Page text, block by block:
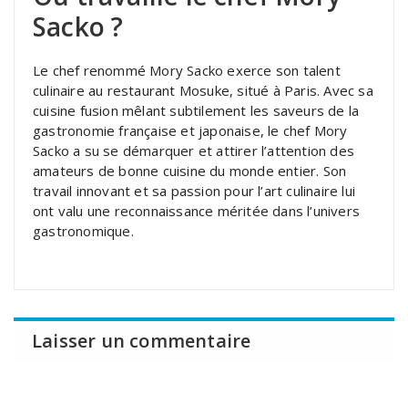
Sacko ?
Le chef renommé Mory Sacko exerce son talent
culinaire au restaurant Mosuke, situé à Paris. Avec sa
cuisine fusion mêlant subtilement les saveurs de la
gastronomie française et japonaise, le chef Mory
Sacko a su se démarquer et attirer l’attention des
amateurs de bonne cuisine du monde entier. Son
travail innovant et sa passion pour l’art culinaire lui
ont valu une reconnaissance méritée dans l’univers
gastronomique.
Laisser un commentaire